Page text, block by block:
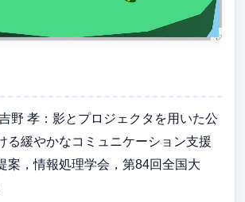
野 孝：影とプロジェクタを用いた公
る緩やかなコミュニケーション支援
案，情報処理学会，第84回全国大